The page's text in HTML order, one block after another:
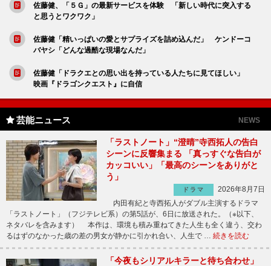
佐藤健、「５Ｇ」の最新サービスを体験 「新しい時代に突入する
と思うとワクワク」
佐藤健「精いっぱいの愛とサプライズを詰め込んだ」 ケンドーコ
バヤシ「どんな過酷な現場なんだ」
佐藤健「ドラクエとの思い出を持っている人たちに見てほしい」
映画『ドラゴンクエスト』に自信
芸能ニュース NEWS
「ラストノート」“澄晴”寺西拓人の告白
シーンに反響集まる 「真っすぐな告白が
カッコいい」「最高のシーンをありがと
う」
ドラマ
2026年8月7日
内田有紀と寺西拓人がダブル主演するドラマ
「ラストノート」（フジテレビ系）の第5話が、6日に放送された。（※以下、
ネタバレを含みます） 本作は、環境も積み重ねてきた人生も全く違う、交わ
るはずのなかった歳の差の男女が静かに引かれ合い、人生で … 続きを読む
「今夜もシリアルキラーと待ち合わせ」